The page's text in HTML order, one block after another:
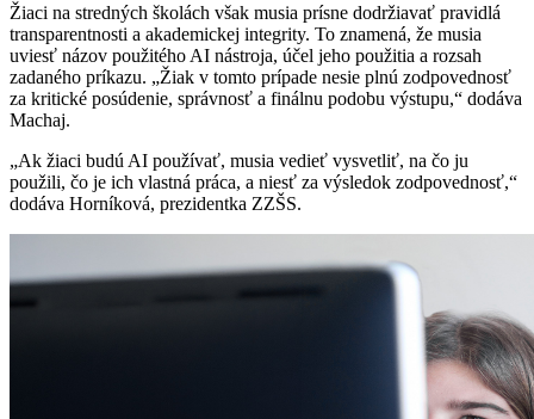
Žiaci na stredných školách však musia prísne dodržiavať pravidlá
transparentnosti a akademickej integrity. To znamená, že musia
uviesť názov použitého AI nástroja, účel jeho použitia a rozsah
zadaného príkazu. „Žiak v tomto prípade nesie plnú zodpovednosť
za kritické posúdenie, správnosť a finálnu podobu výstupu,“ dodáva
Machaj.
„Ak žiaci budú AI používať, musia vedieť vysvetliť, na čo ju
použili, čo je ich vlastná práca, a niesť za výsledok zodpovednosť,“
dodáva Horníková, prezidentka ZZŠS.